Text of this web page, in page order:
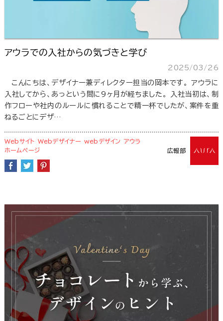
アウラでの入社からの気づきと学び
2025/03/26
こんにちは、デザイナー兼ディレクター担当の岡本です。 アウラに
入社してから、あっという間に9ヶ月が経ちました。 入社当初は、制
作フローや社内のルールに慣れることで精一杯でしたが、案件を重
ねるごとにデザ…
広報部
Webサイト Webデザイナー webデザイン
アウラ
ホームページ